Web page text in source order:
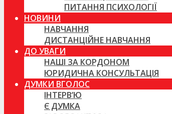
ПИТАННЯ ПСИХОЛОГІЇ
НОВИНИ
НАВЧАННЯ
ДИСТАНЦІЙНЕ НАВЧАННЯ
ДО УВАГИ
НАШІ ЗА КОРДОНОМ
ЮРИДИЧНА КОНСУЛЬТАЦІЯ
ДУМКИ ВГОЛОС
ІНТЕРВ’Ю
Є ДУМКА